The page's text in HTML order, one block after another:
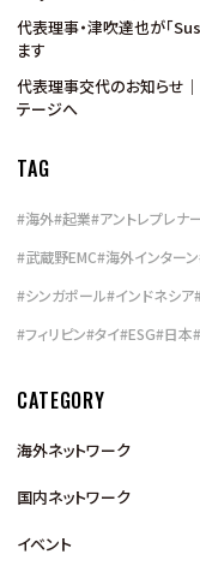
代表理事・津吹達也が「
ます
代表理事交代のお知らせ
テージへ
TAG
#海外#起業#アントレプレナ
#武蔵野EMC#海外インターン
#シンガポール#インドネシア
#フィリピン#タイ#ESG#日本
CATEGORY
海外ネットワーク
国内ネットワーク
イベント